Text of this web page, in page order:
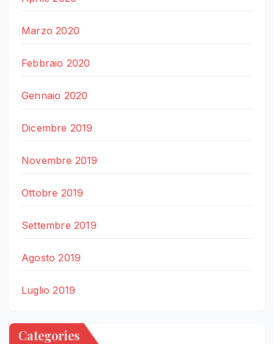
Marzo 2020
Febbraio 2020
Gennaio 2020
Dicembre 2019
Novembre 2019
Ottobre 2019
Settembre 2019
Agosto 2019
Luglio 2019
Categories